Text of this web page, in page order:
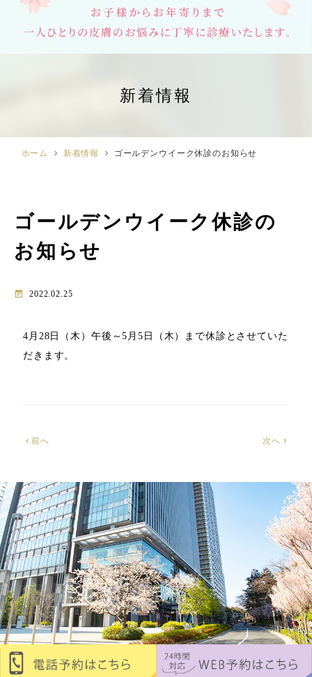
新着情報
ホーム chevron_right 新着情報 chevron_right ゴールデンウイーク休診のお知らせ
ゴールデンウイーク休診の
お知らせ
event_note 2022.02.25
4月28日（木）午後～5月5日（木）まで休診とさせていた
だきます。
chevron_left前へ 次へ chevron_right
© sakurazaka clinic